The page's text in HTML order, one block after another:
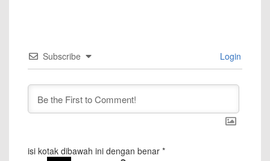
Subscribe Login
isi kotak dibawah ini dengan benar *